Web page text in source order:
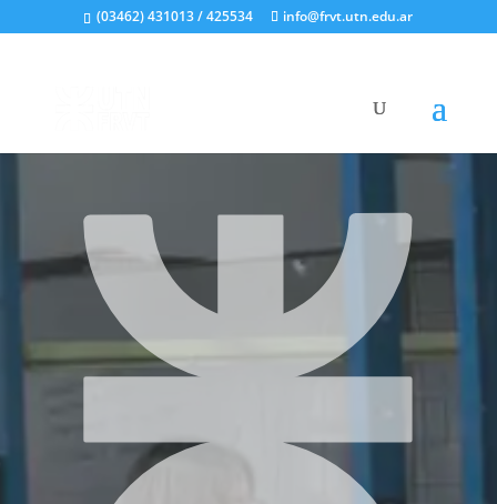
(03462) 431013 / 425534 info@frvt.utn.edu.ar